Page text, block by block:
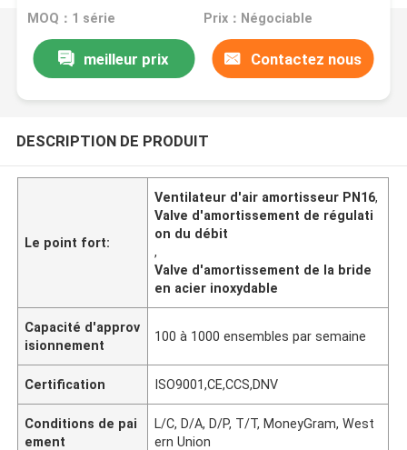
conception efficace
MOQ：1 série Prix：Négociable
meilleur prix Contactez nous
DESCRIPTION DE PRODUIT
Le point fort:
Ventilateur d'air amortisseur PN16,
Valve d'amortissement de régulati
on du débit
,
Valve d'amortissement de la bride
en acier inoxydable
Capacité d'approv
isionnement
100 à 1000 ensembles par semaine
Certification ISO9001,CE,CCS,DNV
Conditions de pai
ement
L/C, D/A, D/P, T/T, MoneyGram, West
ern Union